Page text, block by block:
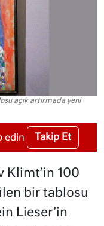
açık artırmada yeni
edin Takip Et
Klimt’in 100
bir tablosu
Lieser’in